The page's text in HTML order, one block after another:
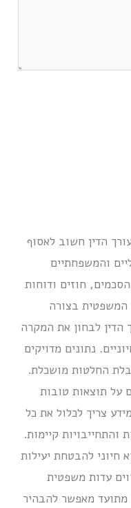
הדין חשוב לאסוף
והמשפחתיים
חוזים ודוחות
המשפטית בצורה
הדין לבחון את המקרה
נתונים מדויקים
החלטות מושכלת.
על תוצאות טובות
צריך לכלול את כל
והתחייבויות קיימות.
חיוני להבטחת יעילות
עדות משפטית
מאפשר להבהיר